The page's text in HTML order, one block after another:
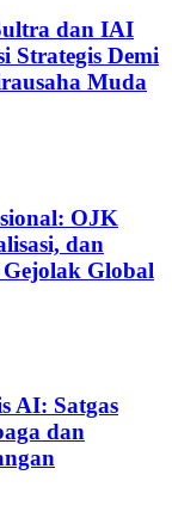
dan IAI
Strategis Demi
Muda
OJK
dan
Global
AI: Satgas
dan